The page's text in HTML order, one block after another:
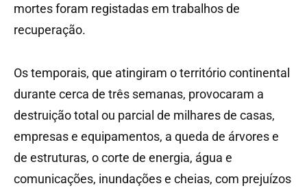
mortes foram registadas em trabalhos de
recuperação.
Os temporais, que atingiram o território continental
durante cerca de três semanas, provocaram a
destruição total ou parcial de milhares de casas,
empresas e equipamentos, a queda de árvores e
de estruturas, o corte de energia, água e
comunicações, inundações e cheias, com prejuízos